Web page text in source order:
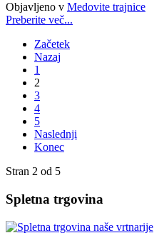
Objavljeno v Medovite trajnice
Preberite več...
Začetek
Nazaj
1
2
3
4
5
Naslednji
Konec
Stran 2 od 5
Spletna trgovina